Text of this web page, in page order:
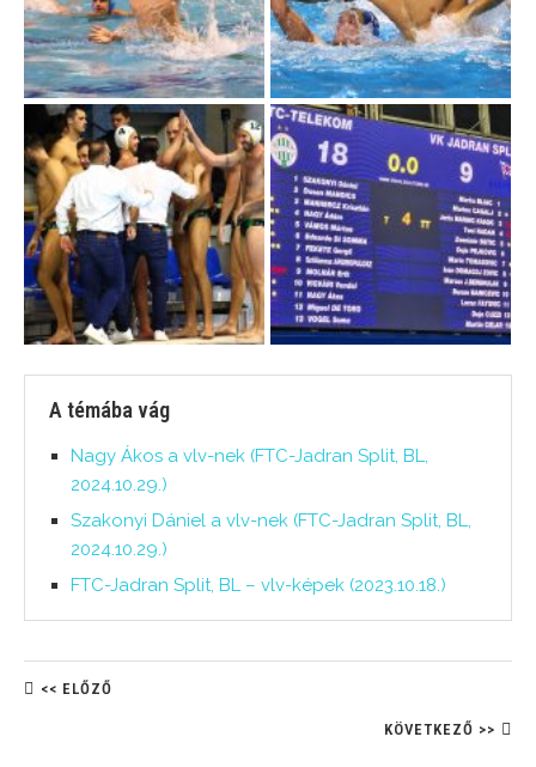
A témába vág
Nagy Ákos a vlv-nek (FTC-Jadran Split, BL,
2024.10.29.)
Szakonyi Dániel a vlv-nek (FTC-Jadran Split, BL,
2024.10.29.)
FTC-Jadran Split, BL – vlv-képek (2023.10.18.)
<< ELŐZŐ
KÖVETKEZŐ >>